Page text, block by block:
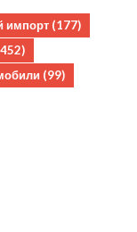
импорт (177)
(99)